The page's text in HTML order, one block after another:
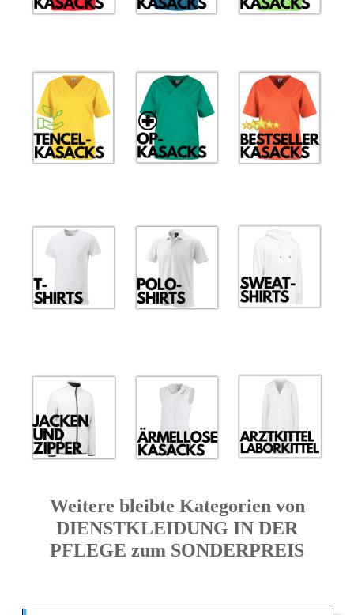
Weitere bleibte Kategorien von
DIENSTKLEIDUNG IN DER
PFLEGE zum SONDERPREIS